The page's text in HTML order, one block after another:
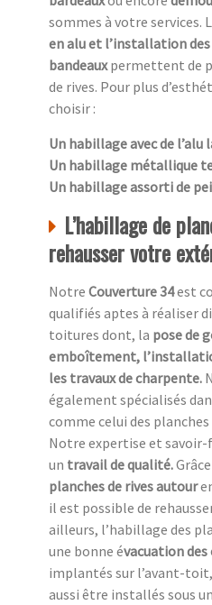
sommes à votre services.
en alu et l’installation
bandeauxpermettent de
de rives. Pour plus
choisir :
Un habillage avec de l’alu
Un habillage métallique
Un habillage assorti de
L’habillage de
rehausser votre
Notre Couverture 34est
qualifiés aptes à réaliser
toitures dont, la pose de
emboîtement,
les travaux de charpente.
également spécialisés
comme celui des planches
Notre expertise et
un travail de qualité.
planches de rives autour
il est possible de
ailleurs, l’habillage des
une bonne évacuation des
implantés sur l’avant-
aussi être installés sous